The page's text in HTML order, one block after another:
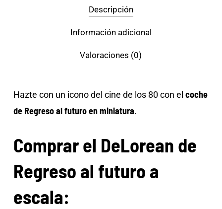
Descripción
Información adicional
Valoraciones (0)
Hazte con un icono del cine de los 80 con el coche
de Regreso al futuro en miniatura.
Comprar el DeLorean de
Regreso al futuro a
escala: